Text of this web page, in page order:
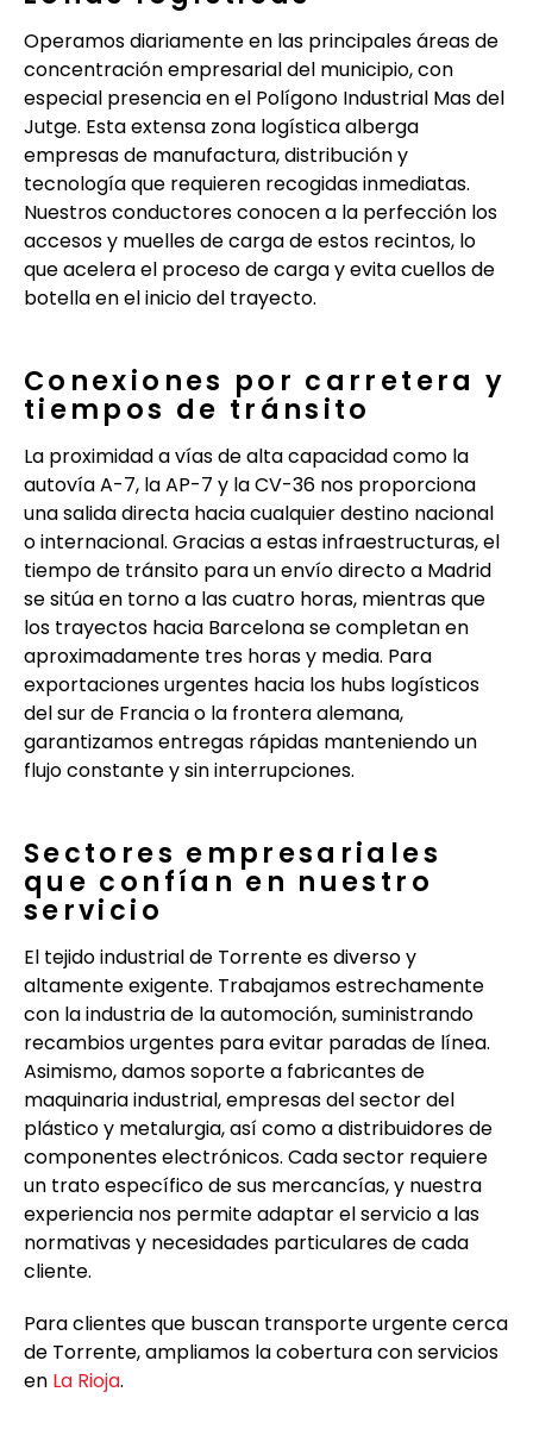
Operamos diariamente en las principales áreas de
concentración empresarial del municipio, con
especial presencia en el Polígono Industrial Mas del
Jutge. Esta extensa zona logística alberga
empresas de manufactura, distribución y
tecnología que requieren recogidas inmediatas.
Nuestros conductores conocen a la perfección los
accesos y muelles de carga de estos recintos, lo
que acelera el proceso de carga y evita cuellos de
botella en el inicio del trayecto.
Conexiones por carretera y
tiempos de tránsito
La proximidad a vías de alta capacidad como la
autovía A-7, la AP-7 y la CV-36 nos proporciona
una salida directa hacia cualquier destino nacional
o internacional. Gracias a estas infraestructuras, el
tiempo de tránsito para un envío directo a Madrid
se sitúa en torno a las cuatro horas, mientras que
los trayectos hacia Barcelona se completan en
aproximadamente tres horas y media. Para
exportaciones urgentes hacia los hubs logísticos
del sur de Francia o la frontera alemana,
garantizamos entregas rápidas manteniendo un
flujo constante y sin interrupciones.
Sectores empresariales
que confían en nuestro
servicio
El tejido industrial de Torrente es diverso y
altamente exigente. Trabajamos estrechamente
con la industria de la automoción, suministrando
recambios urgentes para evitar paradas de línea.
Asimismo, damos soporte a fabricantes de
maquinaria industrial, empresas del sector del
plástico y metalurgia, así como a distribuidores de
componentes electrónicos. Cada sector requiere
un trato específico de sus mercancías, y nuestra
experiencia nos permite adaptar el servicio a las
normativas y necesidades particulares de cada
cliente.
Para clientes que buscan transporte urgente cerca
de Torrente, ampliamos la cobertura con servicios
en La Rioja.